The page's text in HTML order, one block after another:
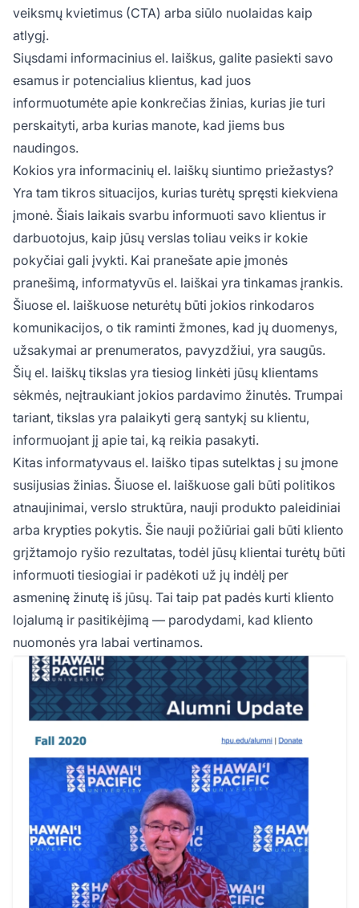
veiksmų kvietimus (CTA) arba siūlo nuolaidas kaip
atlygį.
Siųsdami informacinius el. laiškus, galite pasiekti savo
esamus ir potencialius klientus, kad juos
informuotumėte apie konkrečias žinias, kurias jie turi
perskaityti, arba kurias manote, kad jiems bus
naudingos.
Kokios yra informacinių el. laiškų siuntimo priežastys?
Yra tam tikros situacijos, kurias turėtų spręsti kiekviena
įmonė. Šiais laikais svarbu informuoti savo klientus ir
darbuotojus, kaip jūsų verslas toliau veiks ir kokie
pokyčiai gali įvykti. Kai pranešate apie įmonės
pranešimą, informatyvūs el. laiškai yra tinkamas įrankis.
Šiuose el. laiškuose neturėtų būti jokios rinkodaros
komunikacijos, o tik raminti žmones, kad jų duomenys,
užsakymai ar prenumeratos, pavyzdžiui, yra saugūs.
Šių el. laiškų tikslas yra tiesiog linkėti jūsų klientams
sėkmės, neįtraukiant jokios pardavimo žinutės. Trumpai
tariant, tikslas yra palaikyti gerą santykį su klientu,
informuojant jį apie tai, ką reikia pasakyti.
Kitas informatyvaus el. laiško tipas sutelktas į su įmone
susijusias žinias. Šiuose el. laiškuose gali būti politikos
atnaujinimai, verslo struktūra, nauji produkto paleidiniai
arba krypties pokytis. Šie nauji požiūriai gali būti kliento
grįžtamojo ryšio rezultatas, todėl jūsų klientai turėtų būti
informuoti tiesiogiai ir padėkoti už jų indėlį per
asmeninę žinutę iš jūsų. Tai taip pat padės kurti kliento
lojalumą ir pasitikėjimą — parodydami, kad kliento
nuomonės yra labai vertinamos.